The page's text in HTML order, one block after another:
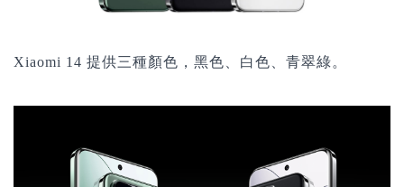
Xiaomi 14 提供三種顏色，黑色、白色、青翠綠。